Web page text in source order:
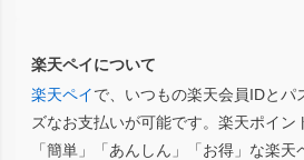
楽天ペイについて
楽天ペイで、いつもの楽天会員IDとパ
ズなお支払いが可能です。楽天ポイン
「簡単」「あんしん」「お得」な楽天